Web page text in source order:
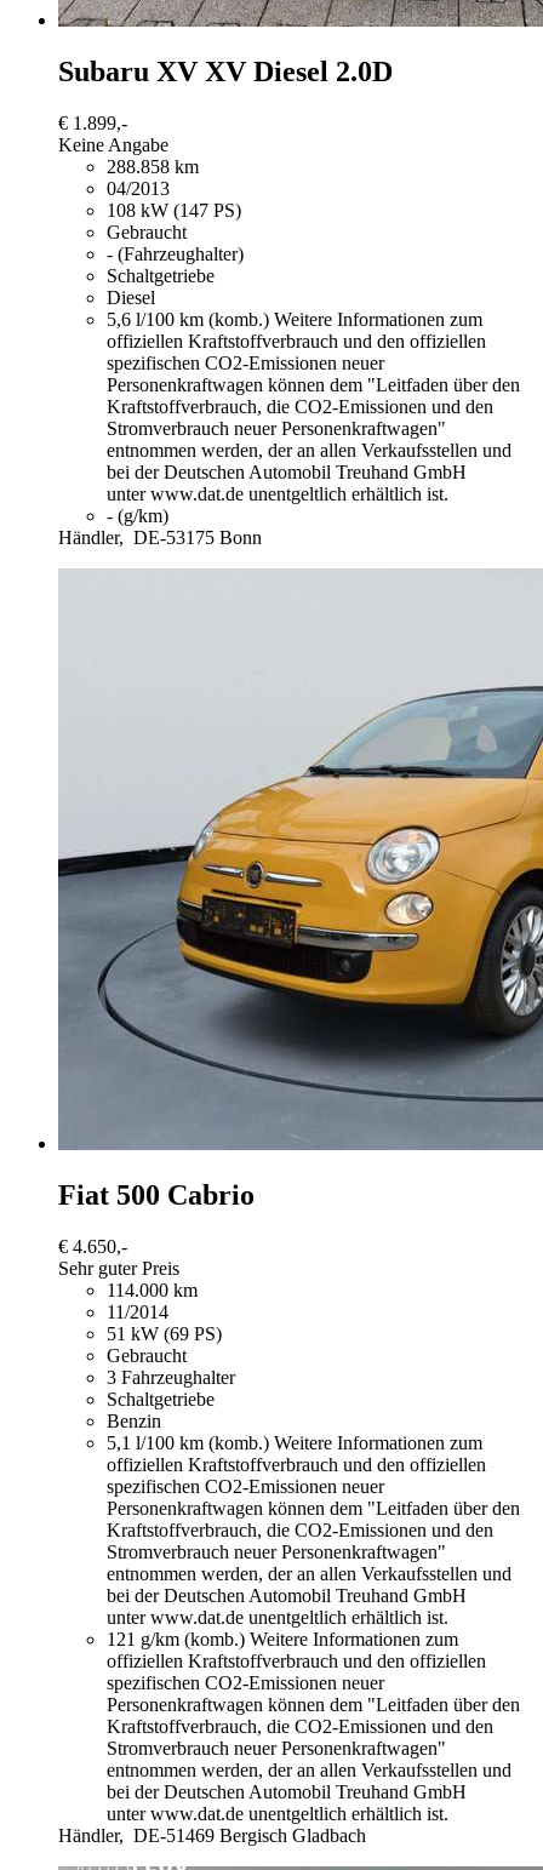
Subaru XV XV Diesel 2.0D
€ 1.899,-
Keine Angabe
288.858 km
04/2013
108 kW (147 PS)
Gebraucht
- (Fahrzeughalter)
Schaltgetriebe
Diesel
5,6 l/100 km (komb.) Weitere Informationen zum
offiziellen Kraftstoffverbrauch und den offiziellen
spezifischen CO2-Emissionen neuer
Personenkraftwagen können dem "Leitfaden über den
Kraftstoffverbrauch, die CO2-Emissionen und den
Stromverbrauch neuer Personenkraftwagen"
entnommen werden, der an allen Verkaufsstellen und
bei der Deutschen Automobil Treuhand GmbH
unter www.dat.de unentgeltlich erhältlich ist.
- (g/km)
Händler, DE-53175 Bonn
Fiat 500 Cabrio
€ 4.650,-
Sehr guter Preis
114.000 km
11/2014
51 kW (69 PS)
Gebraucht
3 Fahrzeughalter
Schaltgetriebe
Benzin
5,1 l/100 km (komb.) Weitere Informationen zum
offiziellen Kraftstoffverbrauch und den offiziellen
spezifischen CO2-Emissionen neuer
Personenkraftwagen können dem "Leitfaden über den
Kraftstoffverbrauch, die CO2-Emissionen und den
Stromverbrauch neuer Personenkraftwagen"
entnommen werden, der an allen Verkaufsstellen und
bei der Deutschen Automobil Treuhand GmbH
unter www.dat.de unentgeltlich erhältlich ist.
121 g/km (komb.) Weitere Informationen zum
offiziellen Kraftstoffverbrauch und den offiziellen
spezifischen CO2-Emissionen neuer
Personenkraftwagen können dem "Leitfaden über den
Kraftstoffverbrauch, die CO2-Emissionen und den
Stromverbrauch neuer Personenkraftwagen"
entnommen werden, der an allen Verkaufsstellen und
bei der Deutschen Automobil Treuhand GmbH
unter www.dat.de unentgeltlich erhältlich ist.
Händler, DE-51469 Bergisch Gladbach